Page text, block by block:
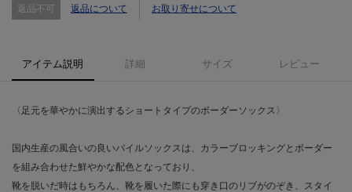
返品不可 返品について お取り寄せについて
アイテム説明 詳細 サイズ レビュー
〈足元を華やかに演出するショートタイプのボーダーソックス〉
国内生産の風合いの良いパイルソックスは、カラーブロッキングとボーダー
を組み合わせた鮮やかな配色となっており、
靴を脱いだ時はもちろん、靴を履いた際にも穿き口のリブがのぞき、スタイ